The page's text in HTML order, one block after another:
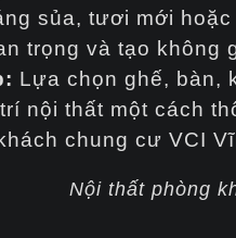
sủa, tươi mới
trọng và tạo không
Lựa chọn ghế, bàn,
nội thất một cách
Nội thất phòng